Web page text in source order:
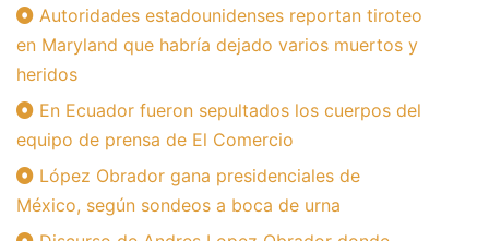
Autoridades estadounidenses reportan tiroteo
en Maryland que habría dejado varios muertos y
heridos
En Ecuador fueron sepultados los cuerpos del
equipo de prensa de El Comercio
López Obrador gana presidenciales de
México, según sondeos a boca de urna